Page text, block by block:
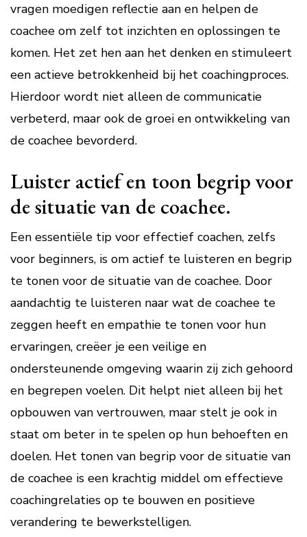
vragen moedigen reflectie aan en helpen de
coachee om zelf tot inzichten en oplossingen te
komen. Het zet hen aan het denken en stimuleert
een actieve betrokkenheid bij het coachingproces.
Hierdoor wordt niet alleen de communicatie
verbeterd, maar ook de groei en ontwikkeling van
de coachee bevorderd.
Luister actief en toon begrip voor
de situatie van de coachee.
Een essentiële tip voor effectief coachen, zelfs
voor beginners, is om actief te luisteren en begrip
te tonen voor de situatie van de coachee. Door
aandachtig te luisteren naar wat de coachee te
zeggen heeft en empathie te tonen voor hun
ervaringen, creëer je een veilige en
ondersteunende omgeving waarin zij zich gehoord
en begrepen voelen. Dit helpt niet alleen bij het
opbouwen van vertrouwen, maar stelt je ook in
staat om beter in te spelen op hun behoeften en
doelen. Het tonen van begrip voor de situatie van
de coachee is een krachtig middel om effectieve
coachingrelaties op te bouwen en positieve
verandering te bewerkstelligen.